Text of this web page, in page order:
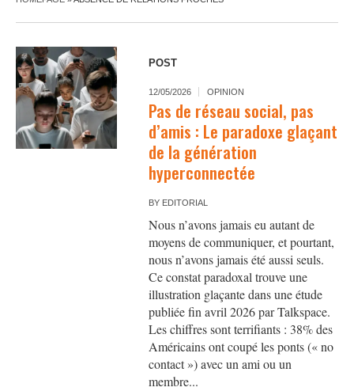
POST
12/05/2026 OPINION
Pas de réseau social, pas
d’amis : Le paradoxe glaçant
de la génération
hyperconnectée
BY EDITORIAL
Nous n’avons jamais eu autant de
moyens de communiquer, et pourtant,
nous n’avons jamais été aussi seuls.
Ce constat paradoxal trouve une
illustration glaçante dans une étude
publiée fin avril 2026 par Talkspace.
Les chiffres sont terrifiants : 38% des
Américains ont coupé les ponts (« no
contact ») avec un ami ou un
membre...